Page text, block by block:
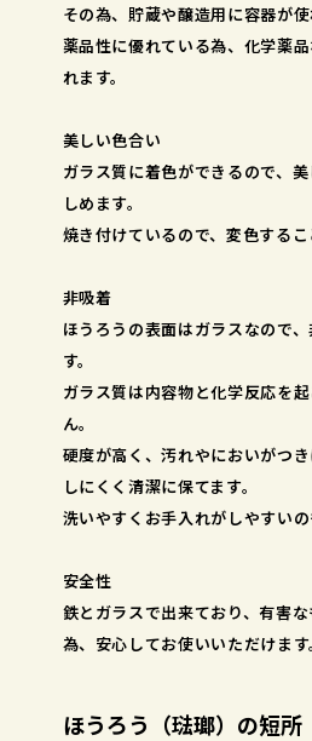
その為、貯蔵や醸造用に容器が
薬品性に優れている為、化学薬
れます。
美しい色合い
ガラス質に着色ができるので、
しめます。
焼き付けているので、変色するこ
非吸着
ほうろうの表面はガラスなので
す。
ガラス質は内容物と化学反応を
ん。
硬度が高く、汚れやにおいがつ
しにくく清潔に保てます。
洗いやすくお手入れがしやすいの
安全性
鉄とガラスで出来ており、有害
為、安心してお使いいただけます
ほうろう（琺瑯）の短所